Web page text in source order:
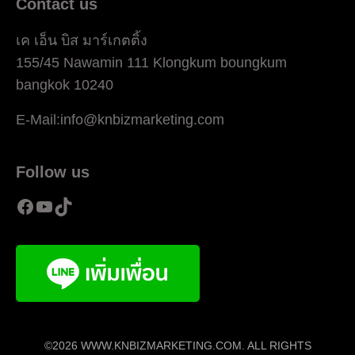
Contact us
เค เอ็น บิส มาร์เกตติ้ง
155/45 Nawamin 111 Klongkum boungkum
bangkok 10240
E-Mail:info@knbizmarketing.com
Follow us
Facebook
YouTube
TikTok
©2026 WWW.KNBIZMARKETING.COM. ALL RIGHTS